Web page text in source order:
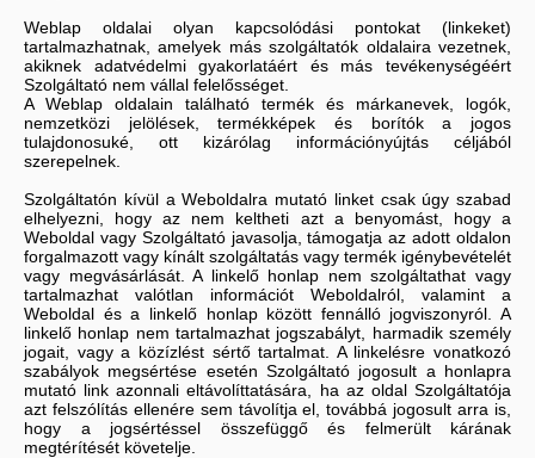
Weblap oldalai olyan kapcsolódási pontokat (linkeket)
tartalmazhatnak, amelyek más szolgáltatók oldalaira vezetnek,
akiknek adatvédelmi gyakorlatáért és más tevékenységéért
Szolgáltató nem vállal felelősséget.
A Weblap oldalain található termék és márkanevek, logók,
nemzetközi jelölések, termékképek és borítók a jogos
tulajdonosuké, ott kizárólag információnyújtás céljából
szerepelnek.
Szolgáltatón kívül a Weboldalra mutató linket csak úgy szabad
elhelyezni, hogy az nem keltheti azt a benyomást, hogy a
Weboldal vagy Szolgáltató javasolja, támogatja az adott oldalon
forgalmazott vagy kínált szolgáltatás vagy termék igénybevételét
vagy megvásárlását. A linkelő honlap nem szolgáltathat vagy
tartalmazhat valótlan információt Weboldalról, valamint a
Weboldal és a linkelő honlap között fennálló jogviszonyról. A
linkelő honlap nem tartalmazhat jogszabályt, harmadik személy
jogait, vagy a közízlést sértő tartalmat. A linkelésre vonatkozó
szabályok megsértése esetén Szolgáltató jogosult a honlapra
mutató link azonnali eltávolíttatására, ha az oldal Szolgáltatója
azt felszólítás ellenére sem távolítja el, továbbá jogosult arra is,
hogy a jogsértéssel összefüggő és felmerült kárának
megtérítését követelje.